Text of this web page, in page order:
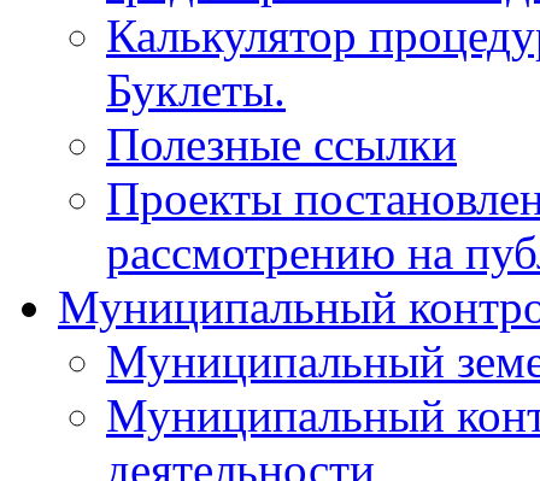
Калькулятор
Буклеты.
Полезные ссылки
Проекты
рассмотрению на
Муниципальный
Муниципальный
Муниципальный
деятельности